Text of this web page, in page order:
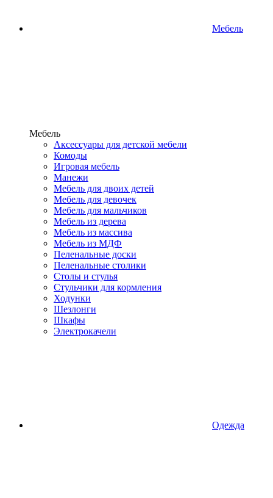
Мебель
Мебель
Аксессуары для детской мебели
Комоды
Игровая мебель
Манежи
Мебель для двоих детей
Мебель для девочек
Мебель для мальчиков
Мебель из дерева
Мебель из массива
Мебель из МДФ
Пеленальные доски
Пеленальные столики
Столы и стулья
Стульчики для кормления
Ходунки
Шезлонги
Шкафы
Электрокачели
Одежда